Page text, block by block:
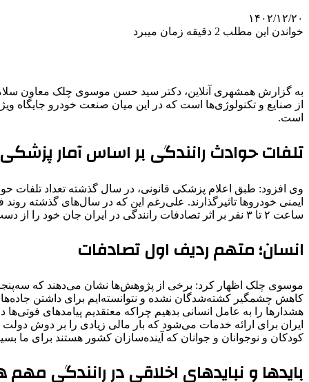
۱۴۰۲/۱۲/۲۰
خواندن این مطلب 2 دقیقه زمان میبرد
به گزارش همشهری آنلاین، دکتر سید حسن موسوی چلک معاون
از صنایع و تکنولوژی‌ها است که در این میان صنعت خودرو جایگاه
است.
تلفات حوادث رانندگی بر اساس آمار
ساعت ۲ تا ۳ نفر بر اثر تصادفات رانندگی در ایران جان خود را از دست می‌دهند.
انسان؛ متهم ردیف اول تصادفات
موسوی چلک اظهار کرد: برخی از پژوهش‌ها نشان می‌دهند که
کاهش چشمگیر کشته‌شدگان نشده و نتوانسته‌ایم برای داشتن
هشدارها را به عامل انسانی بدهیم چراکه معتقدیم پیامدهای
ایران برای ارائه خدمات می‌شود که بار مالی زیادی را بر دوش
کودکان و نوجوانان و جوانان که آینده‌سازان کشور هستند برای ما
بایدها و نبایدهای اخلاقی در رانندگی